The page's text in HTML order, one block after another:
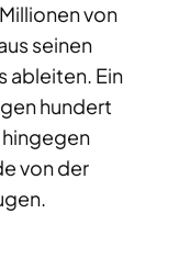
von
seinen
ableiten. Ein
hundert
hingegen
von der